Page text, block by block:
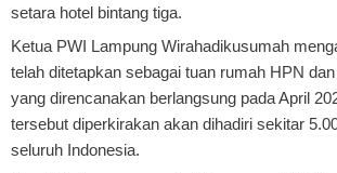
setara hotel bintang tiga.
Ketua PWI Lampung Wirahadikusumah
telah ditetapkan sebagai tuan rumah HPN
yang direncanakan berlangsung pada April
tersebut diperkirakan akan dihadiri sekitar
seluruh Indonesia.